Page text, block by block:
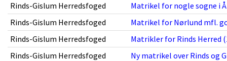
Rinds-Gislum Herredsfoged
Matrikel for nogle sogne i
Rinds-Gislum Herredsfoged
Matrikel for Nørlund mfl.
Rinds-Gislum Herredsfoged
Matrikler for Rinds Herred
Rinds-Gislum Herredsfoged
Ny matrikel over Rinds og